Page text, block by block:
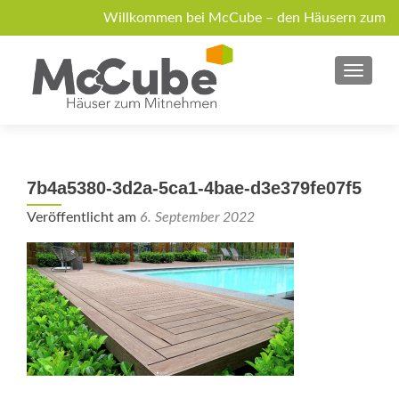
Willkommen bei McCube – den Häusern zum
Mitnehmen!
Über McCube Modelle News Anfrage
MENU
7b4a5380-3d2a-5ca1-4bae-d3e379fe07f5
Veröffentlicht am 6. September 2022